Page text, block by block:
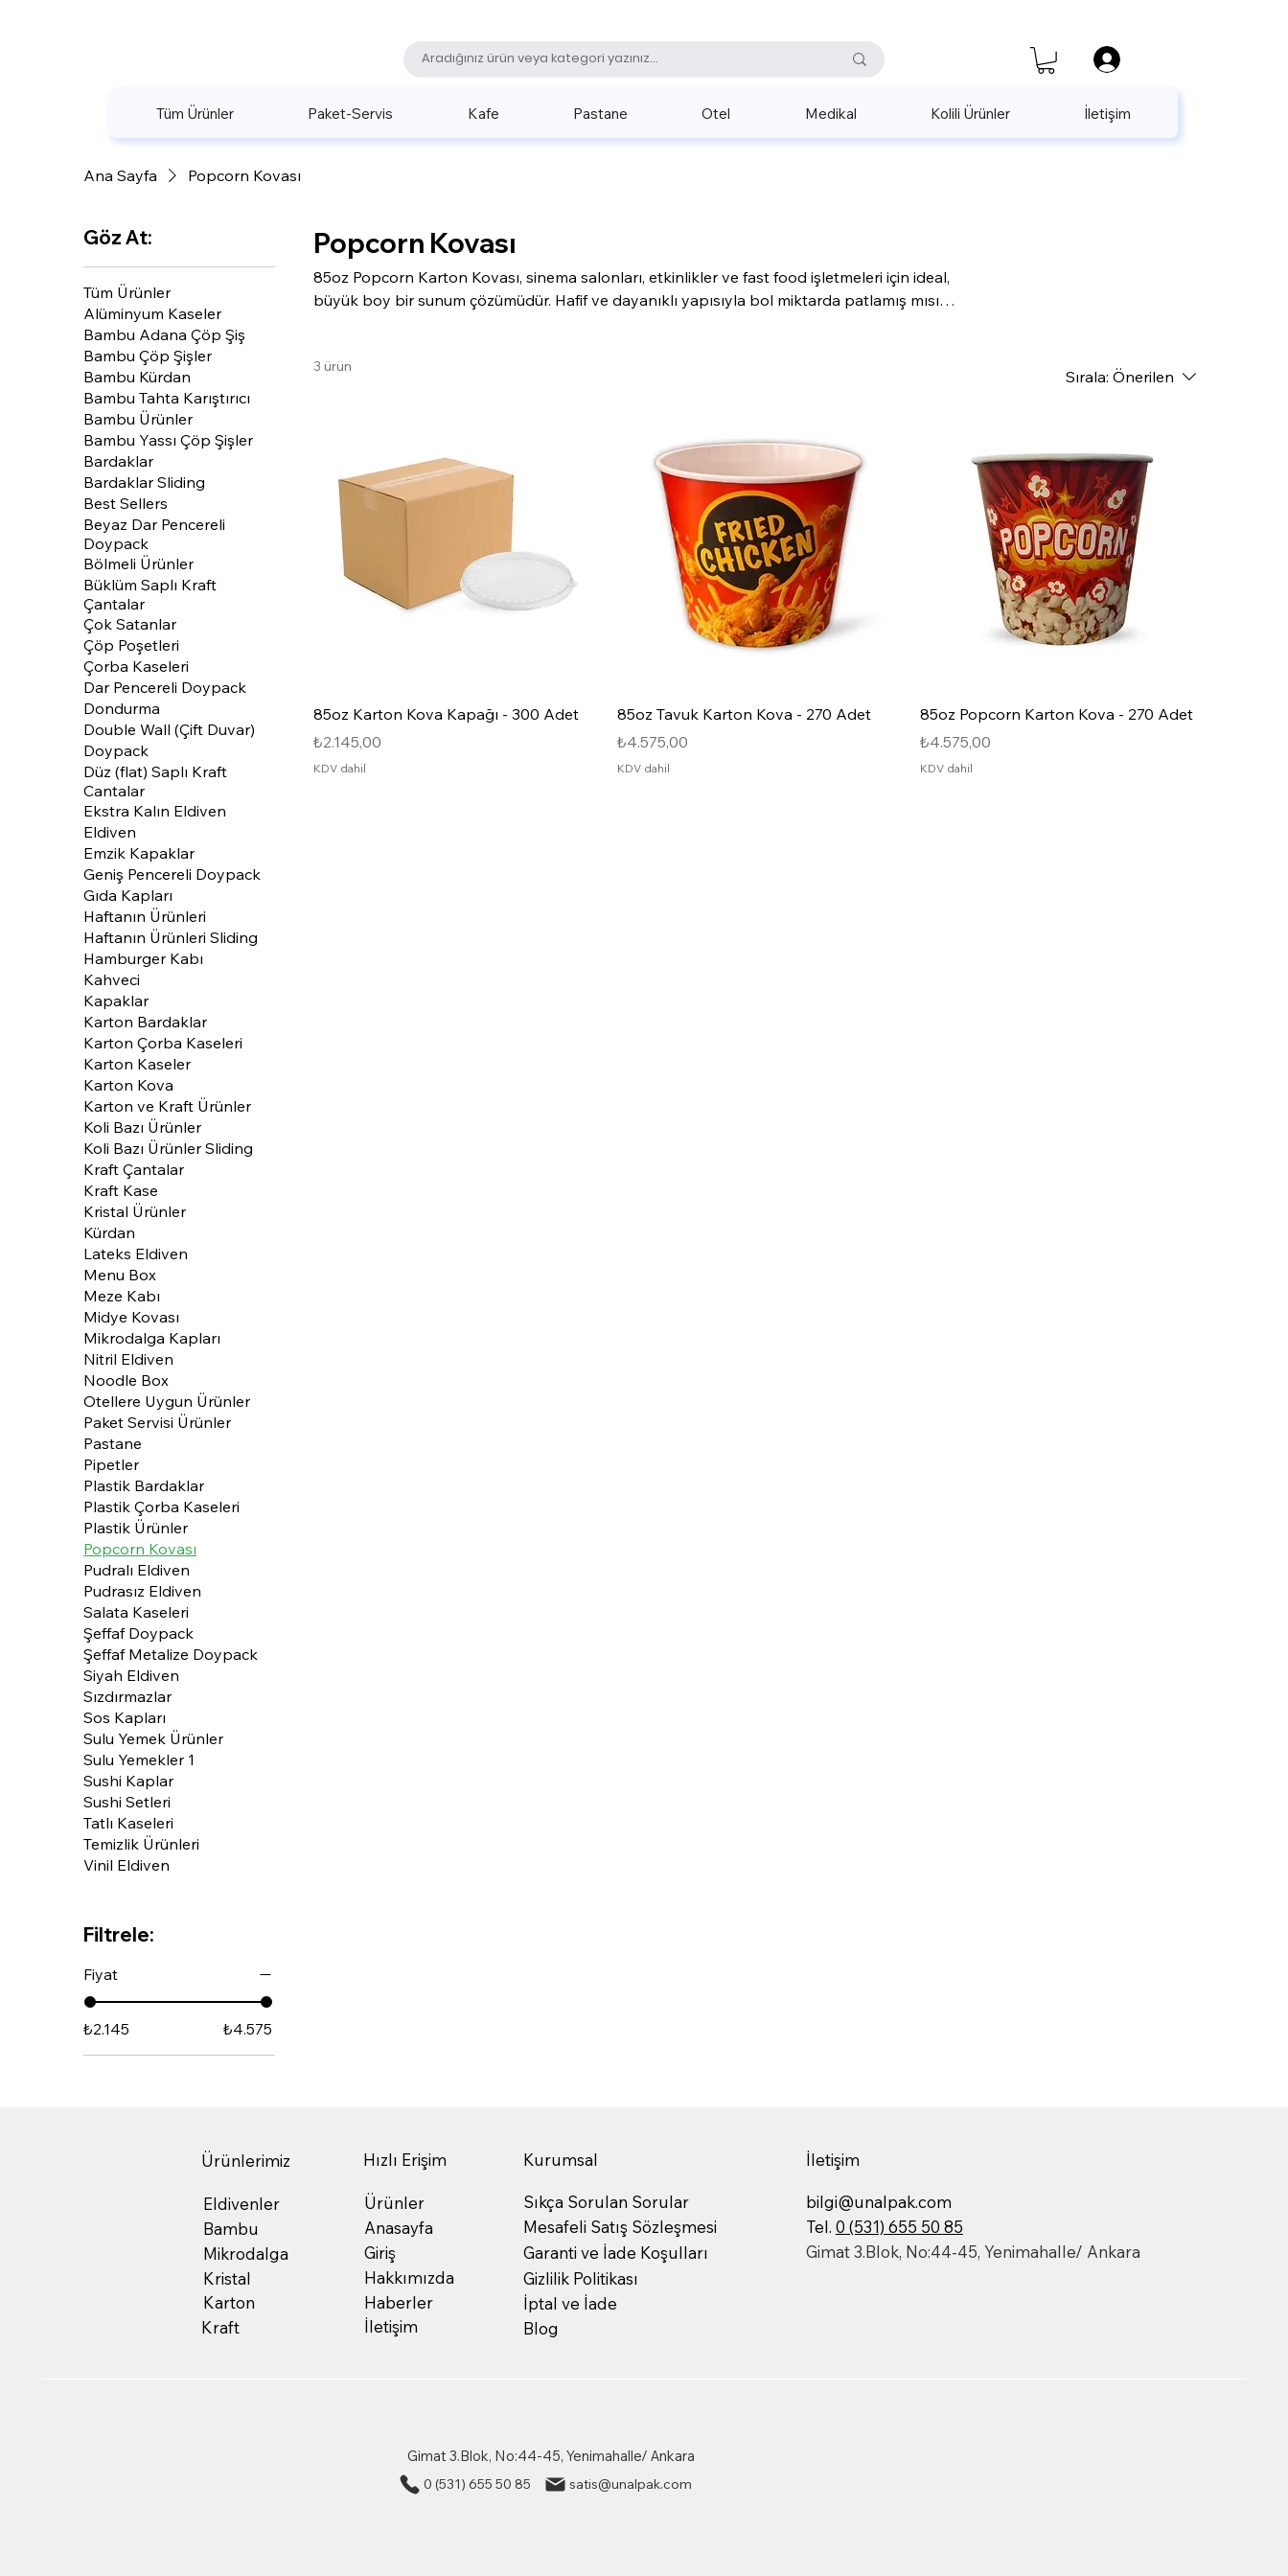
Tüm Ürünler Paket-Servis Kafe Pastane Otel Medikal Kolili Ürünler İletişim
Ana Sayfa Popcorn Kovası
Göz At:
Tüm Ürünler
Alüminyum Kaseler
Bambu Adana Çöp Şiş
Bambu Çöp Şişler
Bambu Kürdan
Bambu Tahta Karıştırıcı
Bambu Ürünler
Bambu Yassı Çöp Şişler
Bardaklar
Bardaklar Sliding
Best Sellers
Beyaz Dar Pencereli
Doypack
Bölmeli Ürünler
Büklüm Saplı Kraft
Çantalar
Çok Satanlar
Çöp Poşetleri
Çorba Kaseleri
Dar Pencereli Doypack
Dondurma
Double Wall (Çift Duvar)
Doypack
Düz (flat) Saplı Kraft
Cantalar
Ekstra Kalın Eldiven
Eldiven
Emzik Kapaklar
Geniş Pencereli Doypack
Gıda Kapları
Haftanın Ürünleri
Haftanın Ürünleri Sliding
Hamburger Kabı
Kahveci
Kapaklar
Karton Bardaklar
Karton Çorba Kaseleri
Karton Kaseler
Karton Kova
Karton ve Kraft Ürünler
Koli Bazı Ürünler
Koli Bazı Ürünler Sliding
Kraft Çantalar
Kraft Kase
Kristal Ürünler
Kürdan
Lateks Eldiven
Menu Box
Meze Kabı
Midye Kovası
Mikrodalga Kapları
Nitril Eldiven
Noodle Box
Otellere Uygun Ürünler
Paket Servisi Ürünler
Pastane
Pipetler
Plastik Bardaklar
Plastik Çorba Kaseleri
Plastik Ürünler
Popcorn Kovası
Pudralı Eldiven
Pudrasız Eldiven
Salata Kaseleri
Şeffaf Doypack
Şeffaf Metalize Doypack
Siyah Eldiven
Sızdırmazlar
Sos Kapları
Sulu Yemek Ürünler
Sulu Yemekler 1
Sushi Kaplar
Sushi Setleri
Tatlı Kaseleri
Temizlik Ürünleri
Vinil Eldiven
Filtrele:
Fiyat
₺2.145 ₺4.575
Popcorn Kovası
85oz Popcorn Karton Kovası, sinema salonları, etkinlikler ve fast food işletmeleri için ideal,
büyük boy bir sunum çözümüdür. Hafif ve dayanıklı yapısıyla bol miktarda patlamış mısır
3 ürün
Sırala: Önerilen
85oz Karton Kova Kapağı - 300 Adet
Fiyat
₺2.145,00
KDV dahil
85oz Tavuk Karton Kova - 270 Adet
Fiyat
₺4.575,00
KDV dahil
85oz Popcorn Karton Kova - 270 Adet
Fiyat
₺4.575,00
KDV dahil
Ürünlerimiz
Eldivenler
Bambu
Mikrodalga
Kristal
Karton
Kraft
Hızlı Erişim
Ürünler
Anasayfa
Giriş
Hakkımızda
Haberler
İletişim
Kurumsal
Sıkça Sorulan Sorular
Mesafeli Satış Sözleşmesi
Garanti ve İade Koşulları
Gizlilik Politikası
İptal ve İade
Blog
İletişim
bilgi@unalpak.com
Tel. 0 (531) 655 50 85
Gimat 3.Blok, No:44-45, Yenimahalle/ Ankara
Gimat 3.Blok, No:44-45, Yenimahalle/ Ankara
0 (531) 655 50 85 satis@unalpak.com